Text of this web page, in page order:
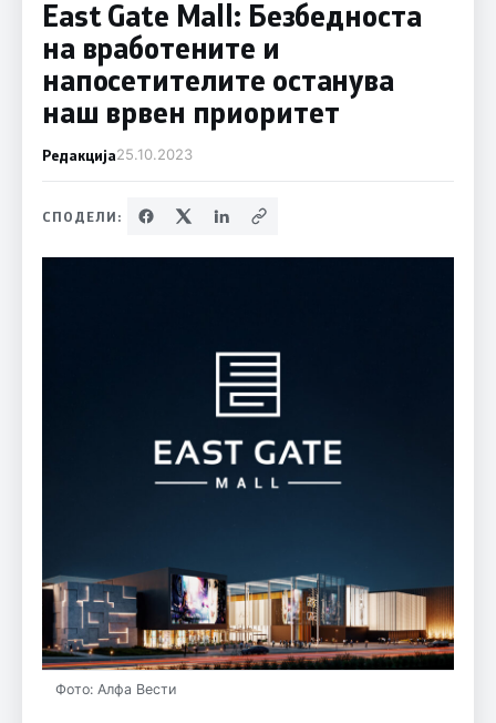
East Gate Mall: Безбедноста
на вработените и
напосетителите останува
наш врвен приоритет
Редакција25.10.2023
СПОДЕЛИ:
Фото: Алфа Вести